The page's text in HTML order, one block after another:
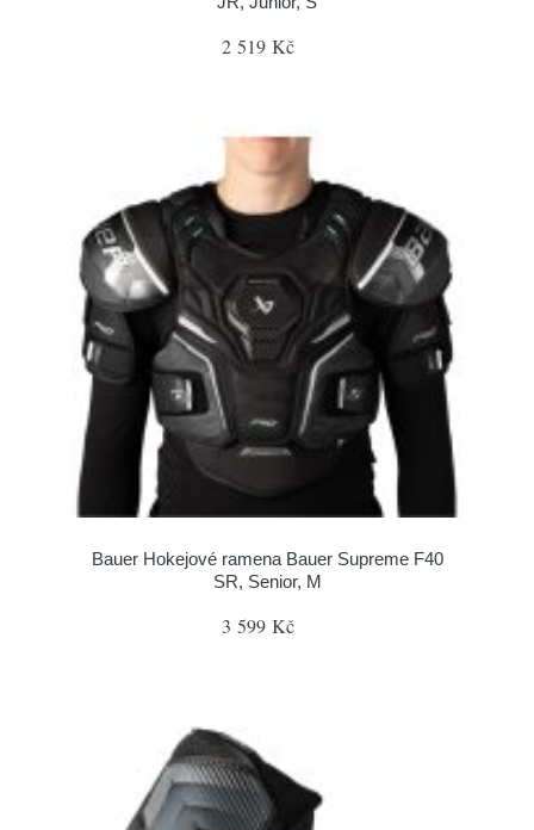
2 519 Kč
Bauer Hokejové ramena Bauer Supreme F40
SR, Senior, M
3 599 Kč